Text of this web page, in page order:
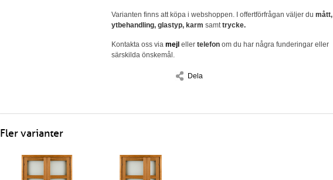
Varianten finns att köpa i webshoppen. I offertförfrågan väljer du mått,
ytbehandling, glastyp, karm samttrycke.
Kontakta oss via mejl eller telefon om du har några funderingar eller
särskilda önskemål.
Dela
Fler varianter